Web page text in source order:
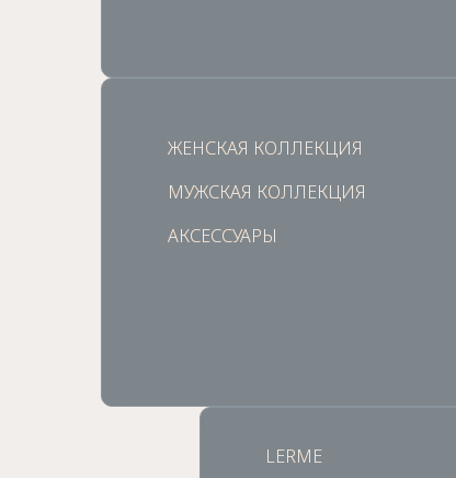
ЖЕНСКАЯ КОЛЛЕКЦИЯ
ЖЕНСКАЯ КОЛЛЕКЦИЯ
МУЖСКАЯ КОЛЛЕКЦИЯ
МУЖСКАЯ КОЛЛЕКЦИЯ
АКСЕССУАРЫ
АКСЕССУАРЫ
LERME
LERME